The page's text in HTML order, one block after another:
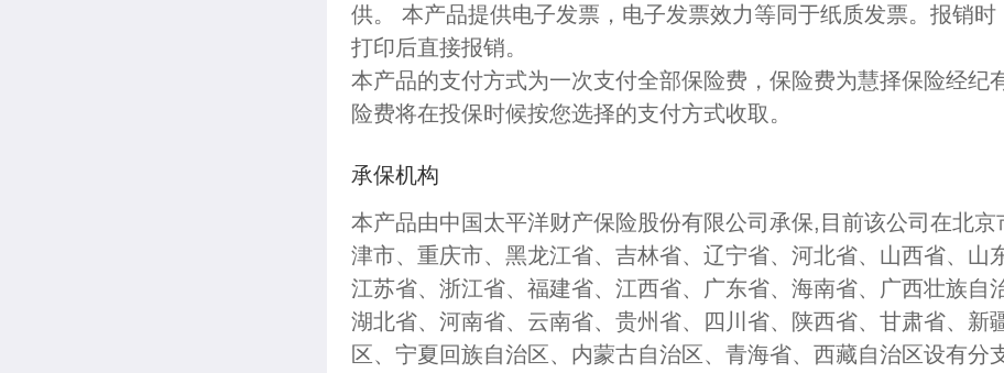
供。 本产品提供电子发票，电子发票效力等同于纸质发票。报销时
打印后直接报销。
本产品的支付方式为一次支付全部保险费，保险费为慧择保险经纪
险费将在投保时候按您选择的支付方式收取。
承保机构
本产品由中国太平洋财产保险股份有限公司承保,目前该公司在北京
津市、重庆市、黑龙江省、吉林省、辽宁省、河北省、山西省、山
江苏省、浙江省、福建省、江西省、广东省、海南省、广西壮族自
湖北省、河南省、云南省、贵州省、四川省、陕西省、甘肃省、新
区、宁夏回族自治区、内蒙古自治区、青海省、西藏自治区设有分